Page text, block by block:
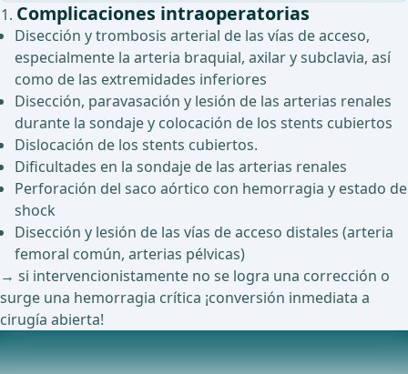
Complicaciones intraoperatorias
Disección y trombosis arterial de las vías de acceso,
especialmente la arteria braquial, axilar y subclavia, así
como de las extremidades inferiores
Disección, paravasación y lesión de las arterias renales
durante la sondaje y colocación de los stents cubiertos
Dislocación de los stents cubiertos.
Dificultades en la sondaje de las arterias renales
Perforación del saco aórtico con hemorragia y estado de
shock
Disección y lesión de las vías de acceso distales (arteria
femoral común, arterias pélvicas)
→ si intervencionistamente no se logra una corrección o
surge una hemorragia crítica ¡conversión inmediata a
cirugía abierta!
Complicaciones postoperatorias